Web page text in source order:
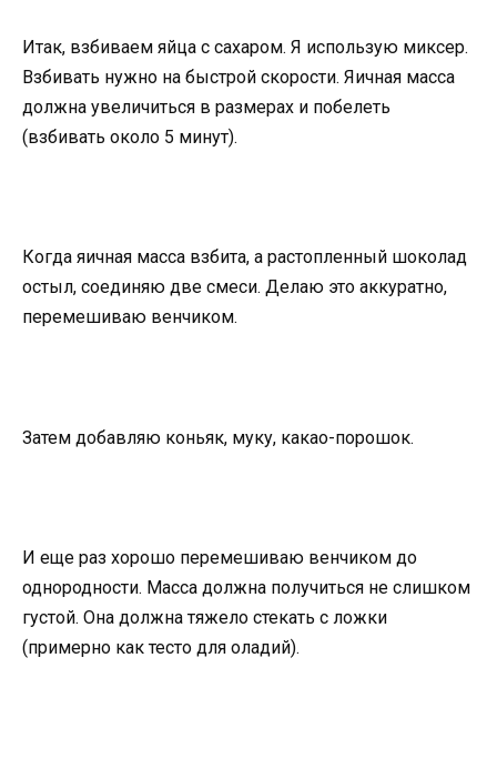
Итак, взбиваем яйца с сахаром. Я использую миксер.
Взбивать нужно на быстрой скорости. Яичная масса
должна увеличиться в размерах и побелеть
(взбивать около 5 минут).
Когда яичная масса взбита, а растопленный шоколад
остыл, соединяю две смеси. Делаю это аккуратно,
перемешиваю венчиком.
Затем добавляю коньяк, муку, какао-порошок.
И еще раз хорошо перемешиваю венчиком до
однородности. Масса должна получиться не слишком
густой. Она должна тяжело стекать с ложки
(примерно как тесто для оладий).